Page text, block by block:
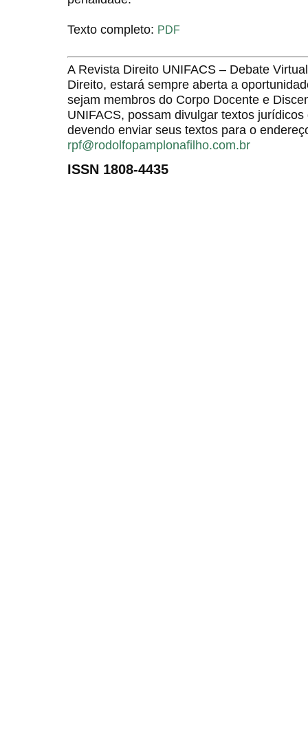
Texto completo: PDF
A Revista Direito UNIFACS – Debate
Direito, estará sempre aberta a
sejam membros do Corpo Docente e
UNIFACS, possam divulgar textos
devendo enviar seus textos para o
rpf@rodolfopamplonafilho.com.br
ISSN 1808-4435